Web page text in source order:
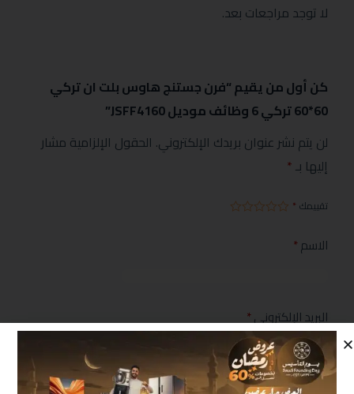
لا توجد مراجعات بعد.
كن أول من يقيم “فرن جستنج هاوس بلت ان تركي
60*60 تركي 6 وظائف موديل JSFF4160”
لن يتم نشر عنوان بريدك الإلكتروني. الحقول الإلزامية مشار
إليها بـ*
تقييمك *
الاسم*
البريد الإلكتروني*
مراجعتك*